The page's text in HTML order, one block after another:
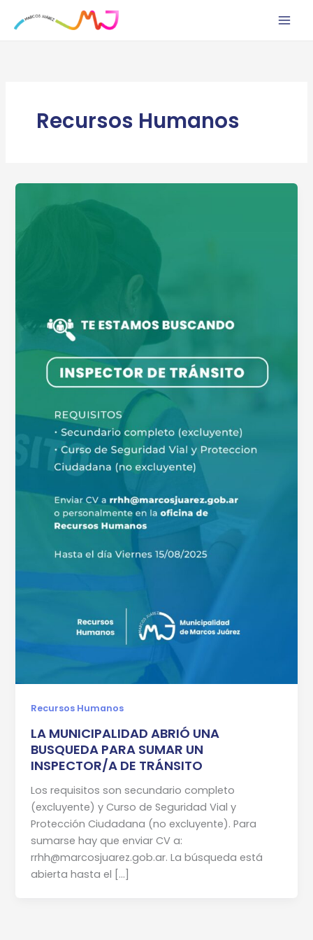
Recursos Humanos
Recursos Humanos
LA MUNICIPALIDAD ABRIÓ UNA
BUSQUEDA PARA SUMAR UN
INSPECTOR/A DE TRÁNSITO
Los requisitos son secundario completo
(excluyente) y Curso de Seguridad Vial y
Protección Ciudadana (no excluyente). Para
sumarse hay que enviar CV a:
rrhh@marcosjuarez.gob.ar. La búsqueda está
abierta hasta el […]